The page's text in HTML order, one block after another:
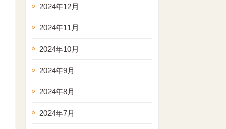
2024年12月
2024年11月
2024年10月
2024年9月
2024年8月
2024年7月